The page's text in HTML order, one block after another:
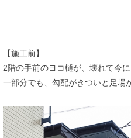
【施工前】
2階の手前のヨコ樋が、壊れて今に
一部分でも、勾配がきついと足場